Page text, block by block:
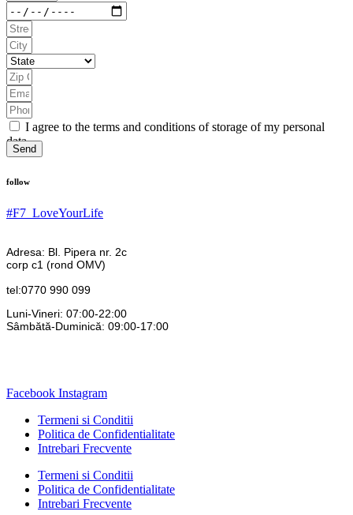
I agree to the terms and conditions of storage of my personal
data.
Send
follow
#F7_LoveYourLife
Adresa: Bl. Pipera nr. 2c
corp c1 (rond OMV)
tel:0770 990 099
Luni-Vineri: 07:00-22:00
Sâmbătă-Duminică: 09:00-17:00
Facebook Instagram
Termeni si Conditii
Politica de Confidentialitate
Intrebari Frecvente
Termeni si Conditii
Politica de Confidentialitate
Intrebari Frecvente